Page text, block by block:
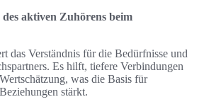
aktiven Zuhörens beim
das Verständnis für die Bedürfnisse und
Es hilft, tiefere Verbindungen
was die Basis für
stärkt.